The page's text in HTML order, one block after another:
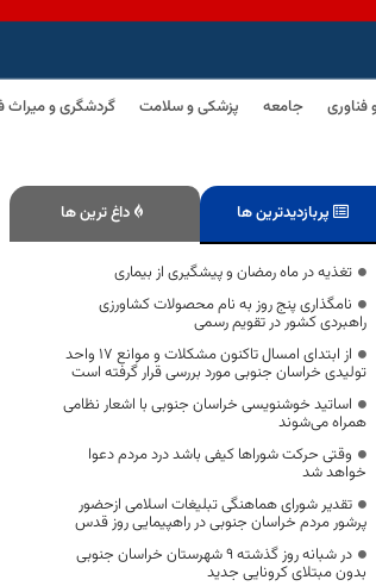
فناوری جامعه پزشکی و سلامت گردشگری و میراث
پربازدیدترین ها داغ ترین ها
تغذیه در ماه رمضان و پیشگیری از بیماری
نامگذاری پنج روز به نام محصولات کشاورزی
راهبردی کشور در تقویم رسمی
از ابتدای امسال تاکنون مشکلات و موانع ۱۷ واحد
تولیدی خراسان جنوبی مورد بررسی قرار گرفته است
اساتید خوشنویسی خراسان جنوبی با اشعار نظامی
همراه می‌شوند
وقتی حرکت شوراها کیفی باشد درد مردم دعوا
خواهد شد
تقدیر شورای هماهنگی تبلیغات اسلامی ازحضور
پرشور مردم خراسان جنوبی در راهپیمایی روز قدس
در شبانه روز گذشته ۹ شهرستان خراسان جنوبی
بدون مبتلای کرونایی جدید